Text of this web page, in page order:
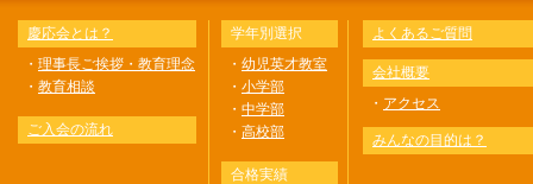
慶応会とは？
・ 理事長ご挨拶・教育理念
・ 教育相談
ご入会の流れ
学年別選択
・ 幼児英才教室
・ 小学部
・ 中学部
・ 高校部
合格実績
よくあるご質問
会社概要
・ アクセス
みんなの目的は？